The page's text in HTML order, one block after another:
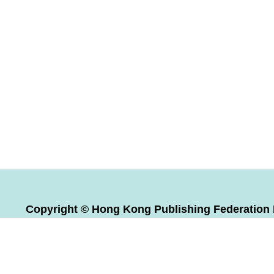
Copyright © Hong Kong Publishing Federation